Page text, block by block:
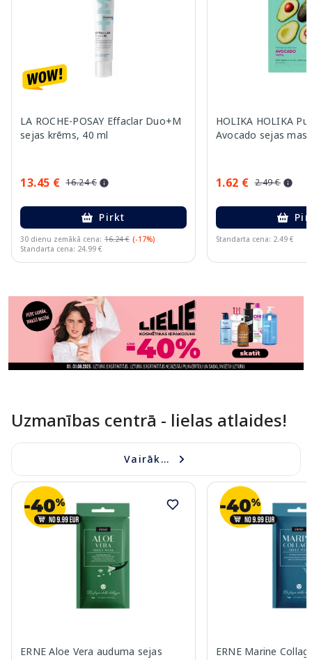
LA ROCHE-POSAY Effaclar Duo+M
sejas krēms, 40 ml
13.45 € 16.24 €
Pirkt
30 dienu zemākā cena: 16.24 € (-17%)
Standarta cena: 24.99 €
HOLIKA HOLIKA
Avocado sejas
1.62 € 2.49 €
Standarta cena: 2.49 €
Uzmanības centrā - lielas atlaides!
Vairāk...
ERNE Aloe Vera auduma sejas
ERNE Marine